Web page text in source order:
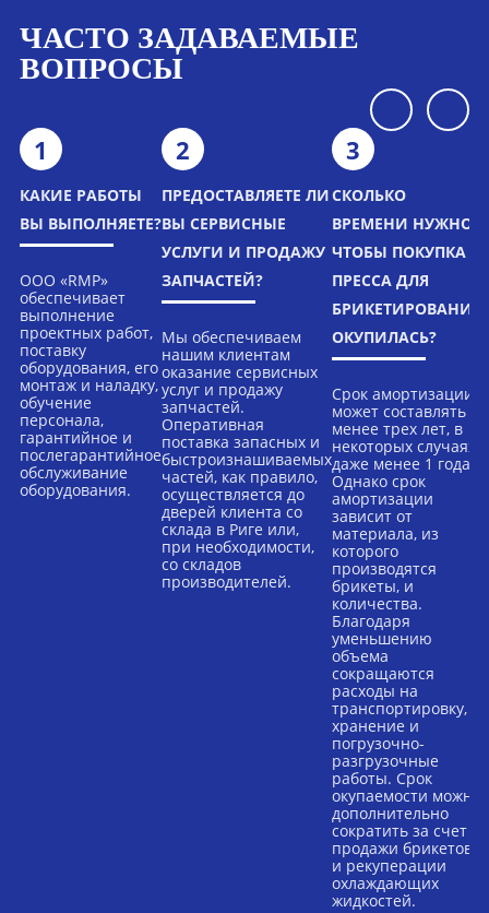
ЧАСТО ЗАДАВАЕМЫЕ
ВОПРОСЫ
1
КАКИЕ РАБОТЫ
ВЫ ВЫПОЛНЯЕТЕ?
ООО «RMP»
обеспечивает
выполнение
проектных работ,
поставку
оборудования, его
монтаж и наладку,
обучение
персонала,
гарантийное и
послегарантийное
обслуживание
оборудования.
2
ПРЕДОСТАВЛЯЕТЕ ЛИ
ВЫ СЕРВИСНЫЕ
УСЛУГИ И ПРОДАЖУ
ЗАПЧАСТЕЙ?
Мы обеспечиваем
нашим клиентам
оказание сервисных
услуг и продажу
запчастей.
Оперативная
поставка запасных и
быстроизнашиваемых
частей, как правило,
осуществляется до
дверей клиента со
склада в Риге или,
при необходимости,
со складов
производителей.
3
СКОЛЬКО
ВРЕМЕНИ НУЖНО,
ЧТОБЫ ПОКУПКА
ПРЕССА ДЛЯ
БРИКЕТИРОВАНИЯ
ОКУПИЛАСЬ?
Срок амортизации
может составлять
менее трех лет, в
некоторых случаях
даже менее 1 года.
Однако срок
амортизации
зависит от
материала, из
которого
производятся
брикеты, и
количества.
Благодаря
уменьшению
объема
сокращаются
расходы на
транспортировку,
хранение и
погрузочно-
разгрузочные
работы. Срок
окупаемости можно
дополнительно
сократить за счет
продажи брикетов
и рекуперации
охлаждающих
жидкостей.